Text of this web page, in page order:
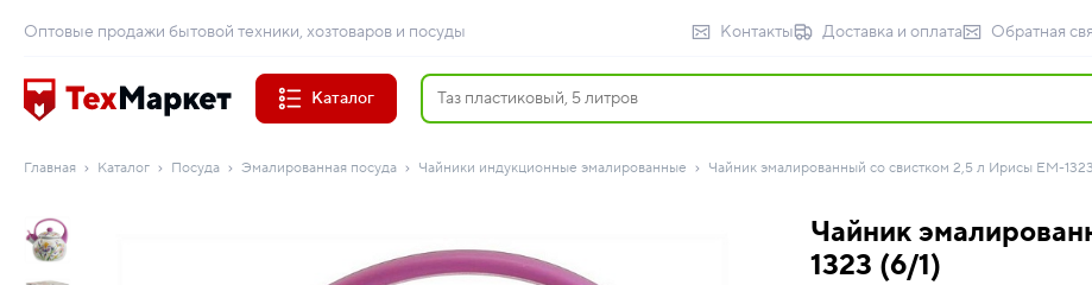
Оптовые продажи бытовой техники, хозтоваров и посуды Контакты Доставка и оплата Обратная
Каталог
Главная Каталог Посуда Эмалированная посуда Чайники индукционные эмалированные Чайник эмалированный со свистком 2,5 л Ирисы EM-
Чайник
1323 (6/1)